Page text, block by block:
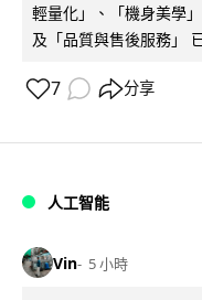
輕量化」、「機身美學
及「品質與售後服務」
7 分享
人工智能
Vin 5 小時